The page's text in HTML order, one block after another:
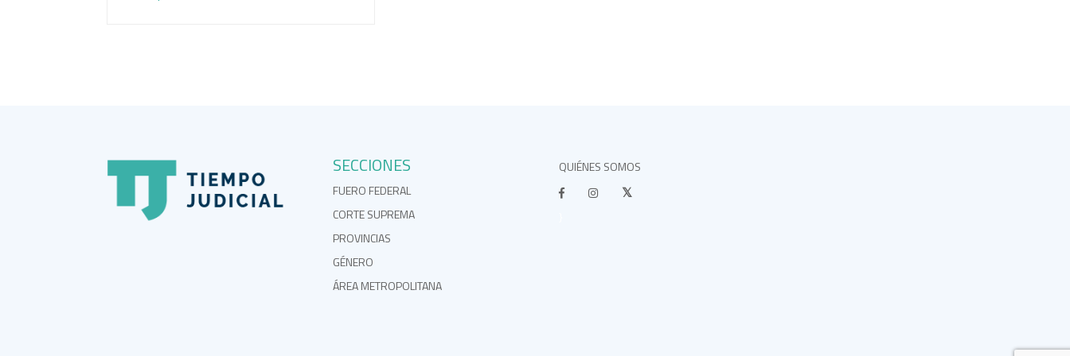
SECCIONES
FUERO FEDERAL
CORTE SUPREMA
PROVINCIAS
GÉNERO
ÁREA METROPOLITANA
QUIÉNES SOMOS